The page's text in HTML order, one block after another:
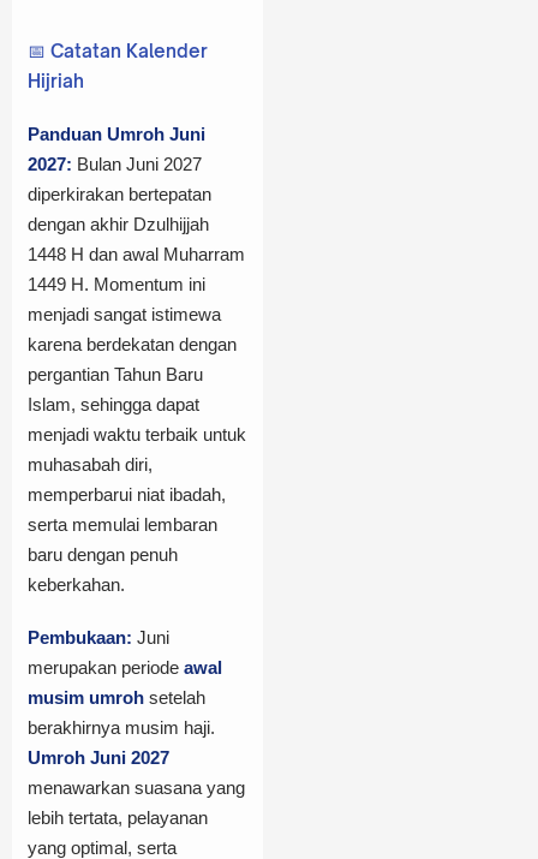
📅 Catatan Kalender
Hijriah
Panduan Umroh Juni
2027: Bulan Juni 2027
diperkirakan bertepatan
dengan akhir Dzulhijjah
1448 H dan awal Muharram
1449 H. Momentum ini
menjadi sangat istimewa
karena berdekatan dengan
pergantian Tahun Baru
Islam, sehingga dapat
menjadi waktu terbaik untuk
muhasabah diri,
memperbarui niat ibadah,
serta memulai lembaran
baru dengan penuh
keberkahan.
Pembukaan: Juni
merupakan periode awal
musim umroh setelah
berakhirnya musim haji.
Umroh Juni 2027
menawarkan suasana yang
lebih tertata, pelayanan
yang optimal, serta